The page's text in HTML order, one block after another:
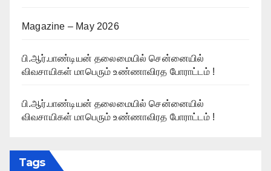
Magazine – May 2026
பி.ஆர்.பாண்டியன் தலைமையில் சென்னையில்
விவசாயிகள் மாபெரும் உண்ணாவிரத போராட்டம் !
பி.ஆர்.பாண்டியன் தலைமையில் சென்னையில்
விவசாயிகள் மாபெரும் உண்ணாவிரத போராட்டம் !
Tags